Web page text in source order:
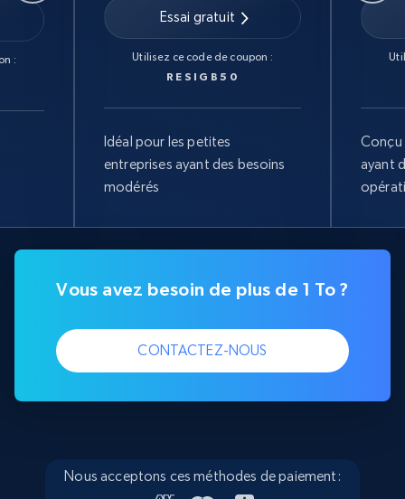
:
Essai gratuit
Utilisez ce code de coupon :
RESIGB50
Idéal pour les petites
entreprises ayant des besoins
modérés
Conçu
ayant
Vous avez besoin de plus de 1 To ?
CONTACTEZ-NOUS
Nous acceptons ces méthodes de paiement: